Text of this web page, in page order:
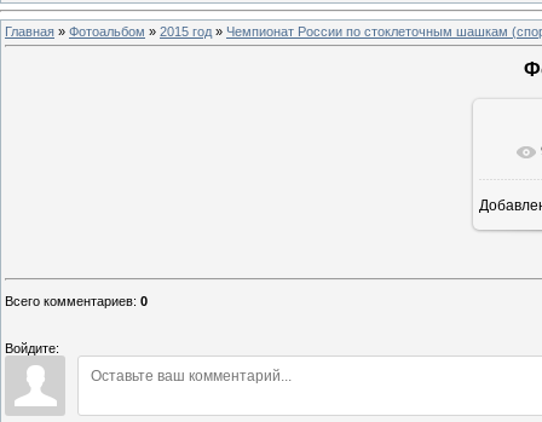
Главная » Фотоальбом » 2015 год » Чемпионат России по стоклеточным шашкам
Всего комментариев: 0
Войдите: